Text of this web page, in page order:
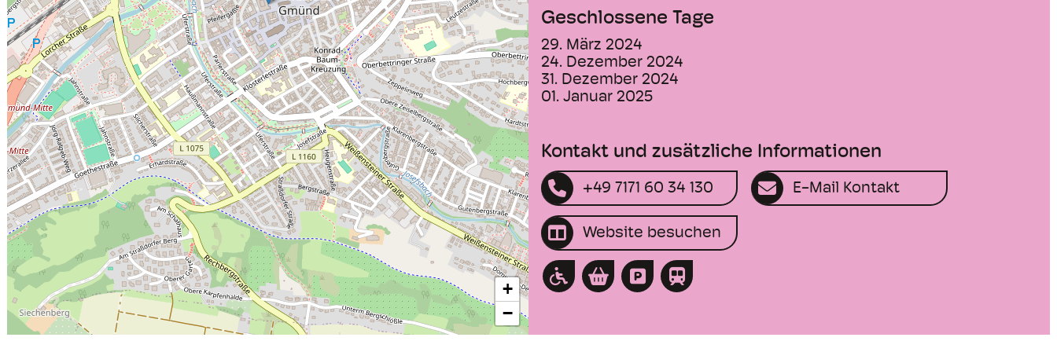
+
−
Geschlossene Tage
29. März 2024
24. Dezember 2024
31. Dezember 2024
01. Januar 2025
Kontakt und zusätzliche Informationen
+49 7171 60 34 130 E-Mail Kontakt
Website besuchen